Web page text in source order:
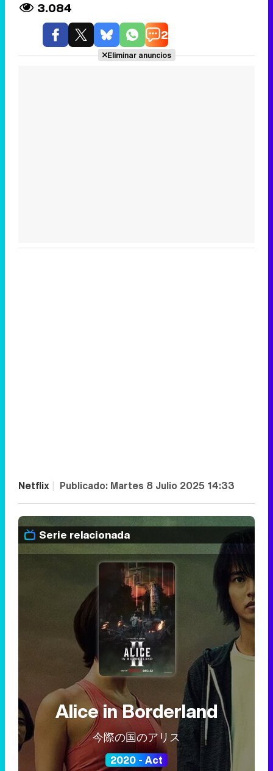
3.084
2
Eliminar anuncios
Netflix | Publicado: Martes 8 Julio 2025 14:33
Serie relacionada
Alice in Borderland
今際の国のアリス
2020 - Act